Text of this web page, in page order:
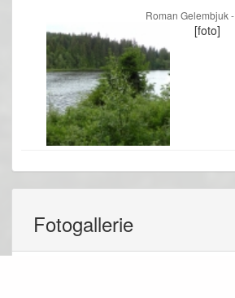
Roman Gelembjuk -
[foto]
Fotogallerie